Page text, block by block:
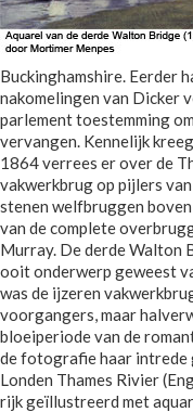
Buckinghamshire. Eerder
nakomelingen van Dicker
parlement toestemming
vervangen. Kennelijk
1864 verrees er over de
vakwerkbrug op pijlers
stenen welfbruggen
van de complete
Murray. De derde Walton
ooit onderwerp geweest
was de ijzeren
voorgangers, maar
bloeiperiode van de
de fotografie haar intrede
Londen Thames Rivier
rijk geïllustreerd met